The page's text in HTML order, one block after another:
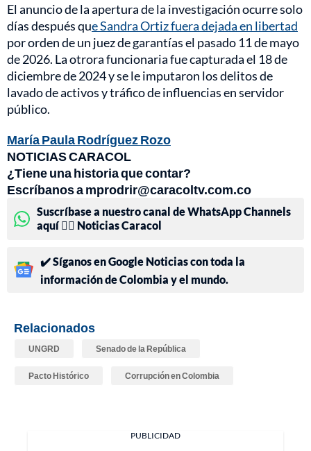
El anuncio de la apertura de la investigación ocurre solo
días después que Sandra Ortiz fuera dejada en libertad
por orden de un juez de garantías el pasado 11 de mayo
de 2026. La otrora funcionaria fue capturada el 18 de
diciembre de 2024 y se le imputaron los delitos de
lavado de activos y tráfico de influencias en servidor
público.
María Paula Rodríguez Rozo
NOTICIAS CARACOL
¿Tiene una historia que contar?
Escríbanos a mprodrir@caracoltv.com.co
Suscríbase a nuestro canal de WhatsApp Channels
aquí 👉🏻 Noticias Caracol
✔️ Síganos en Google Noticias con toda la
información de Colombia y el mundo.
Relacionados
UNGRD Senado de la República
Pacto Histórico Corrupción en Colombia
PUBLICIDAD